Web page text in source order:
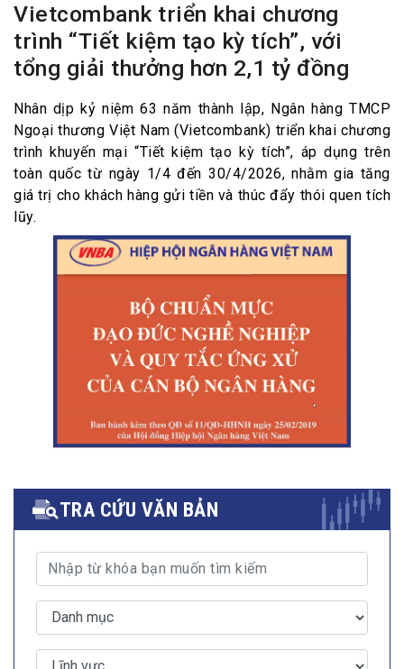
Vietcombank triển khai chương
trình “Tiết kiệm tạo kỳ tích”, với
tổng giải thưởng hơn 2,1 tỷ đồng
Nhân dịp kỷ niệm 63 năm thành lập, Ngân hàng TMCP
Ngoại thương Việt Nam (Vietcombank) triển khai chương
trình khuyến mại “Tiết kiệm tạo kỳ tích”, áp dụng trên
toàn quốc từ ngày 1/4 đến 30/4/2026, nhằm gia tăng
giá trị cho khách hàng gửi tiền và thúc đẩy thói quen tích
lũy.
TRA CỨU VĂN BẢN